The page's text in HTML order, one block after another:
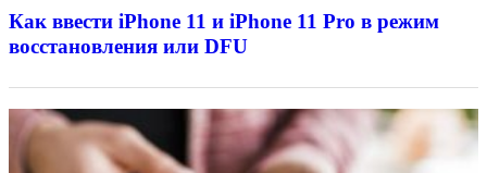
Как ввести iPhone 11 и iPhone 11 Pro в режим
восстановления или DFU